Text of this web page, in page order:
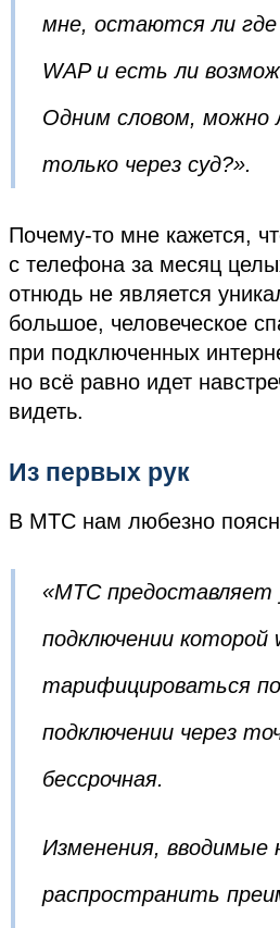
мне, остаются ли где
WAP и есть ли
Одним словом, можно
только через суд?».
Почему-то мне кажется,
с телефона за месяц
отнюдь не является
большое, человеческое
при подключенных
но всё равно идет
видеть.
Из первых рук
В МТС нам любезно
«МТС предоставляет
подключении
тарифицироваться
подключении через
бессрочная.
Изменения,
распространить